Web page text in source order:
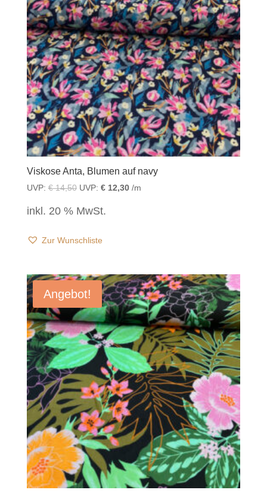
Viskose Anta, Blumen auf navy
UVP: €14,50 UVP: €12,30/m
inkl. 20 % MwSt.
Zur Wunschliste
Angebot!